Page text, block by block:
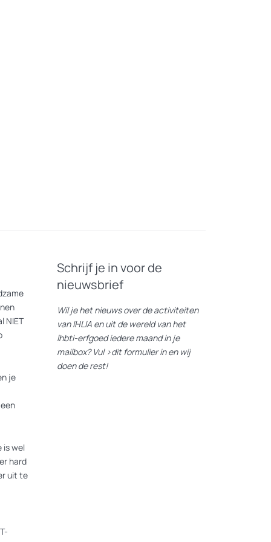
NIET
je
is wel
hard
uit te
T-
Schrijf je in voor de
nieuwsbrief
Wil je het nieuws over de activiteiten
van IHLIA en uit de wereld van het
lhbti-erfgoed iedere maand in je
mailbox? Vul >dit formulierin en wij
doen de rest!